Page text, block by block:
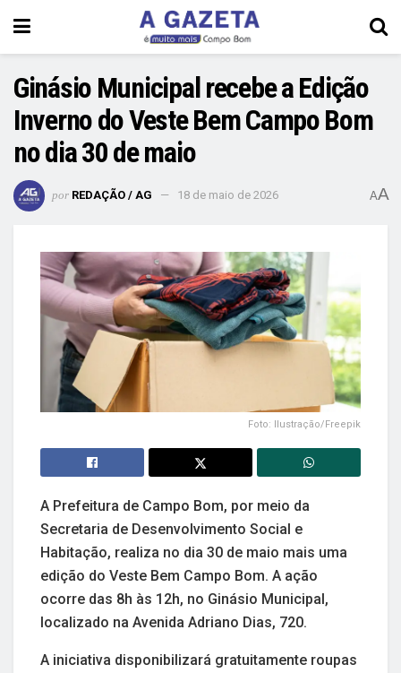
Ginásio Municipal recebe a Edição
Inverno do Veste Bem Campo Bom
no dia 30 de maio
por REDAÇÃO / AG 18 de maio de 2026 AA
Foto: Ilustração/Freepik
A Prefeitura de Campo Bom, por meio da
Secretaria de Desenvolvimento Social e
Habitação, realiza no dia 30 de maio mais uma
edição do Veste Bem Campo Bom. A ação
ocorre das 8h às 12h, no Ginásio Municipal,
localizado na Avenida Adriano Dias, 720.
A iniciativa disponibilizará gratuitamente roupas